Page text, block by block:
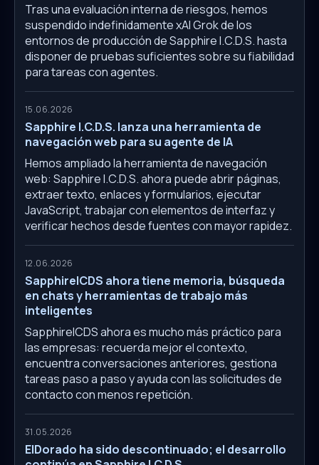
Tras una evaluación interna de riesgos, hemos
suspendido indefinidamente xAI Grok de los
entornos de producción de Sapphire I.C.D.S. hasta
disponer de pruebas suficientes sobre su fiabilidad
para tareas con agentes.
15.06.2026
Sapphire I.C.D.S. lanza una herramienta de
navegación web para su agente de IA
Hemos ampliado la herramienta de navegación
web: Sapphire I.C.D.S. ahora puede abrir páginas,
extraer texto, enlaces y formularios, ejecutar
JavaScript, trabajar con elementos de interfaz y
verificar hechos desde fuentes con mayor rapidez.
12.06.2026
SapphireICDS ahora tiene memoria, búsqueda
en chats y herramientas de trabajo más
inteligentes
SapphireICDS ahora es mucho más práctico para
las empresas: recuerda mejor el contexto,
encuentra conversaciones anteriores, gestiona
tareas paso a paso y ayuda con las solicitudes de
contacto con menos repetición.
31.05.2026
ElDorado ha sido descontinuado; el desarrollo